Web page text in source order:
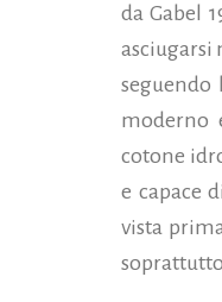
da Gabel
asciugarsi
moderno
cotone
e capace
vista